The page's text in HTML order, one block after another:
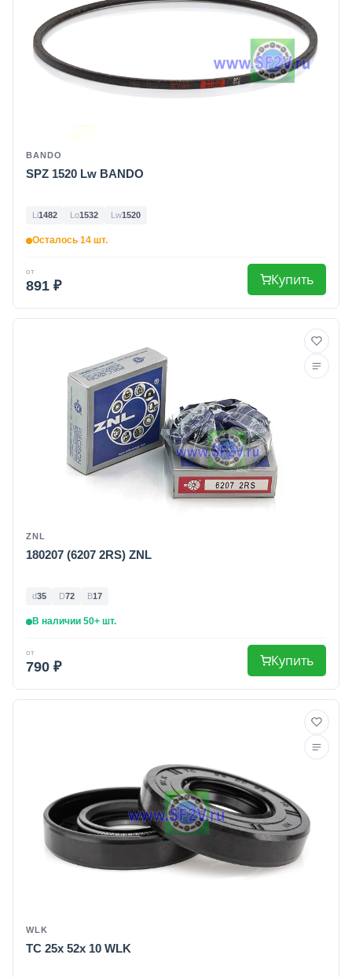
BANDO
SPZ 1520 Lw BANDO
Li1482 Lo1532 Lw1520
Осталось 14 шт.
от
891 ₽ Купить
ZNL
180207 (6207 2RS) ZNL
d35 D72 B17
В наличии 50+ шт.
от
790 ₽ Купить
WLK
TC 25x 52x 10 WLK